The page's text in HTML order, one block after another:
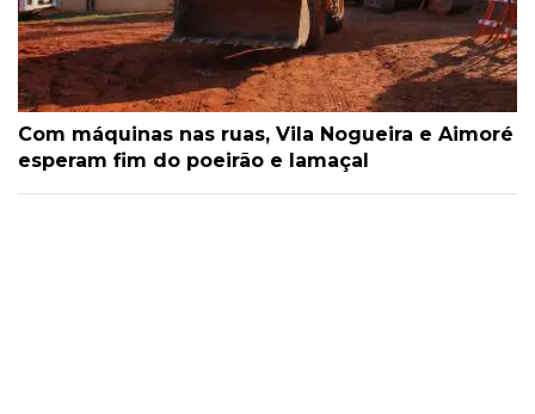
Com máquinas nas ruas, Vila Nogueira e Aimoré
esperam fim do poeirão e lamaçal